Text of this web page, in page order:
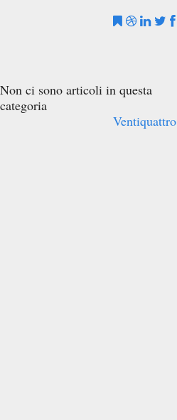
Non ci sono articoli in questa
categoria
Ventiquattro